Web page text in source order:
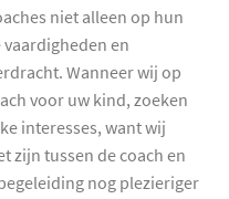
niet alleen op hun
en
Wanneer wij op
voor uw kind, zoeken
interesses, want wij
zijn tussen de coach en
nog plezieriger